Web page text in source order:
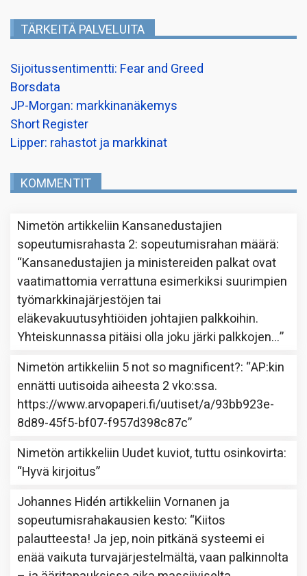
TÄRKEITÄ PALVELUITA
Sijoitussentimentti: Fear and Greed
Borsdata
JP-Morgan: markkinanäkemys
Short Register
Lipper: rahastot ja markkinat
KOMMENTIT
Nimetön artikkeliin Kansanedustajien
sopeutumisrahasta 2: sopeutumisrahan määrä:
“Kansanedustajien ja ministereiden palkat ovat
vaatimattomia verrattuna esimerkiksi suurimpien
työmarkkinajärjestöjen tai
eläkevakuutusyhtiöiden johtajien palkkoihin.
Yhteiskunnassa pitäisi olla joku järki palkkojen…”
Nimetön artikkeliin 5 not so magnificent?: “AP:kin
ennätti uutisoida aiheesta 2 vko:ssa.
https://www.arvopaperi.fi/uutiset/a/93bb923e-
8d89-45f5-bf07-f957d398c87c”
Nimetön artikkeliin Uudet kuviot, tuttu osinkovirta:
“Hyvä kirjoitus”
Johannes Hidén artikkeliinVornanen ja
sopeutumisrahakausien kesto: “Kiitos
palautteesta! Ja jep, noin pitkänä systeemi ei
enää vaikuta turvajärjestelmältä, vaan palkinnolta